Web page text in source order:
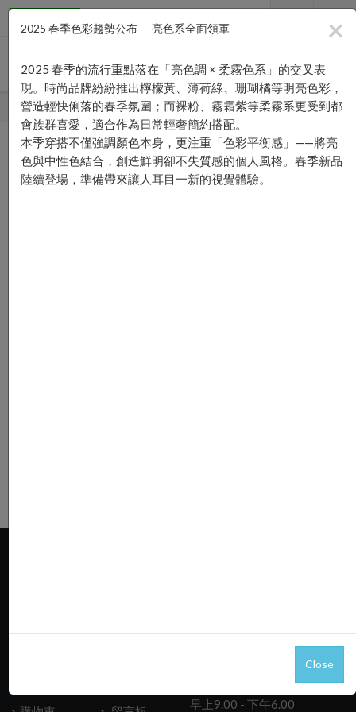
首頁 —› 目錄下載
2025 春季色彩趨勢公布 — 亮色系全面領軍 ×
2025 春季的流行重點落在「亮色調 × 柔霧色系」的交叉表
現。時尚品牌紛紛推出檸檬黃、薄荷綠、珊瑚橘等明亮色彩，
營造輕快俐落的春季氛圍；而裸粉、霧霜紫等柔霧系更受到都
會族群喜愛，適合作為日常輕奢簡約搭配。
本季穿搭不僅強調顏色本身，更注重「色彩平衡感」——將亮
色與中性色結合，創造鮮明卻不失質感的個人風格。春季新品
陸續登場，準備帶來讓人耳目一新的視覺體驗。
Close
早上9.00 - 下午6.00